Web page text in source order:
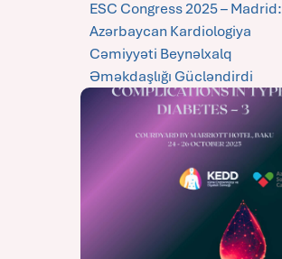
ESC Congress 2025 – Madrid:
Azərbaycan Kardiologiya
Cəmiyyəti Beynəlxalq
Əməkdaşlığı Gücləndirdi